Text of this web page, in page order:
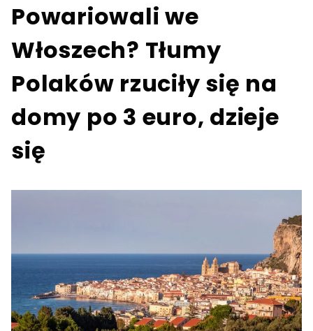
Powariowali we
Włoszech? Tłumy
Polaków rzuciły się na
domy po 3 euro, dzieje
się